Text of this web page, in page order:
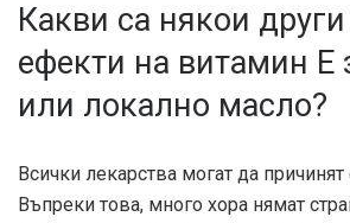
Какви са някои
ефекти на витамин Е
или локално масло?
Всички лекарства могат да
Въпреки това, много хора нямат